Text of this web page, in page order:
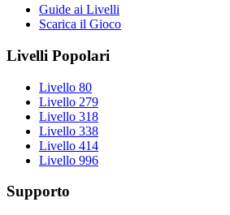
Guide ai Livelli
Scarica il Gioco
Livelli Popolari
Livello 80
Livello 279
Livello 318
Livello 338
Livello 414
Livello 996
Supporto